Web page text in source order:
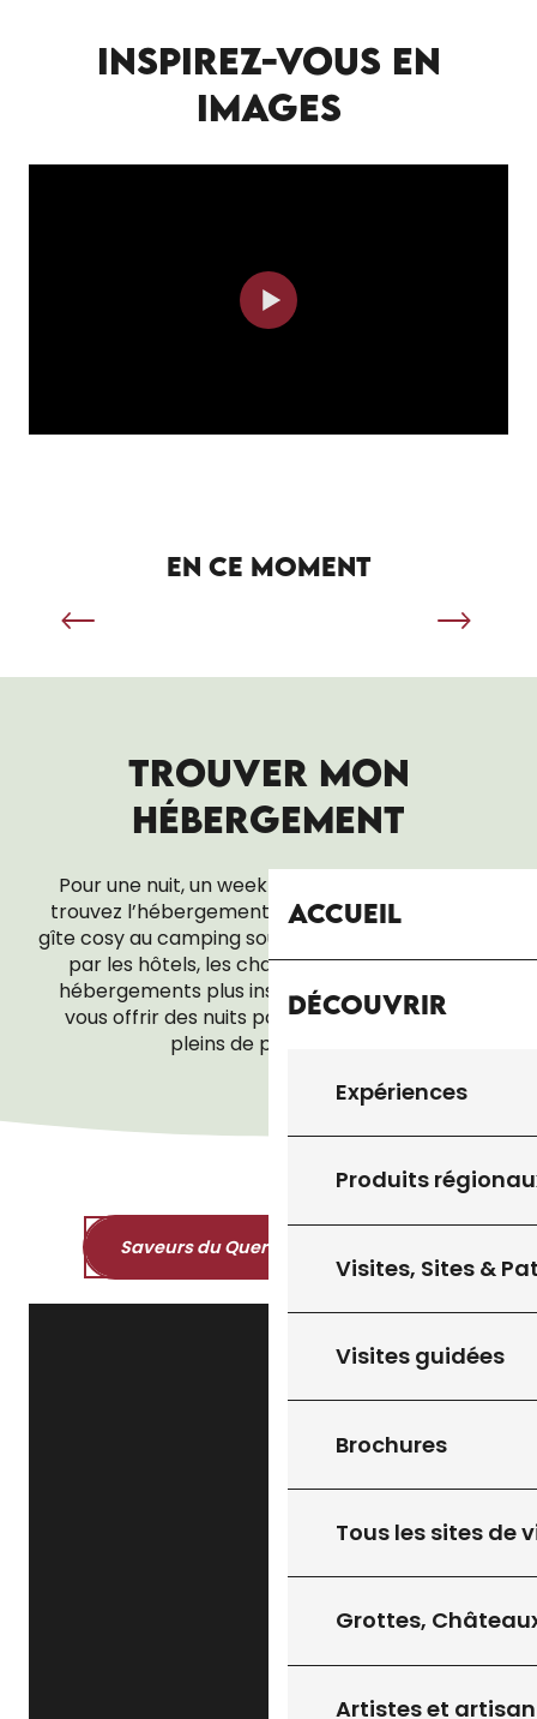
Accueil
Découvrir
Expériences
Produits
Visites, Sites &
Visites guidées
Brochures
Tous les sites de
Grottes,
Artistes et
INSPIREZ-VOUS EN
IMAGES
EN CE MOMENT
TROUVER MON
HÉBERGEMENT
Pour une nuit, un week-end ou tout un séjour,
trouvez l’hébergement qui vous ressemble. Du
gîte cosy au camping sous les étoiles, en passant
par les hôtels, les chambres d’hôtes ou les
hébergements plus insolites, tout est là pour
vous offrir des nuits paisibles… et des réveils
pleins de promesses.
VILLAGES VACANCES
Saveurs du Quercy et du Périgord